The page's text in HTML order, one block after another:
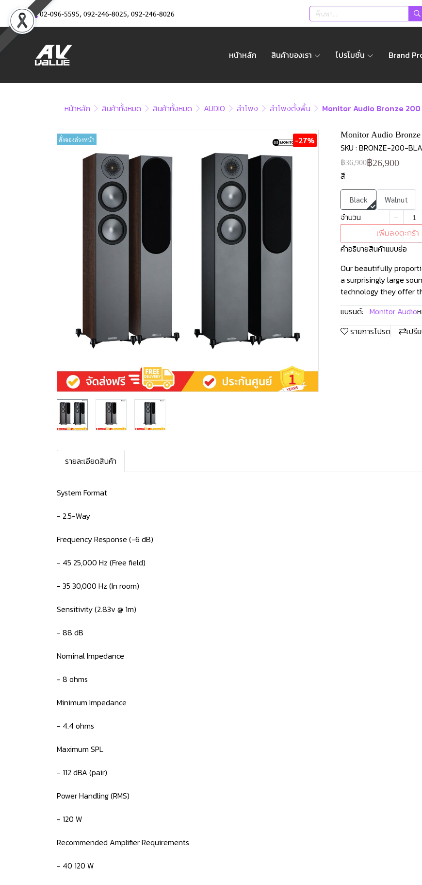
02-096-5595, 092-246-8025, 092-246-8026
หน้าหลัก สินค้าของเรา โปรโมชั่น Brand
หน้าหลัก สินค้าทั้งหมด สินค้าทั้งหมด AUDIO ลำโพง ลำโพงตั้งพื้น Monitor Audio Bronze
สั่งจองล่วงหน้า -27%
Monitor Audio
SKU : BRONZE-200-
฿36,900฿26,900
สี
Black Walnut
จำนวน
เพิ่มลงตะกร้า
คำอธิบายสินค้าแบบย่อ
Our beautifully
a surprisingly large
technology they offer
แบรนด์: Monitor Audio
รายการโปรด
เปรี
รายละเอียดสินค้า
System Format
- 2.5-Way
Frequency Response (-6 dB)
- 45 25,000 Hz (Free field)
- 35 30,000 Hz (In room)
Sensitivity (2.83v @ 1m)
- 88 dB
Nominal Impedance
- 8 ohms
Minimum Impedance
- 4.4 ohms
Maximum SPL
- 112 dBA (pair)
Power Handling (RMS)
- 120 W
Recommended Amplifier Requirements
- 40 120 W